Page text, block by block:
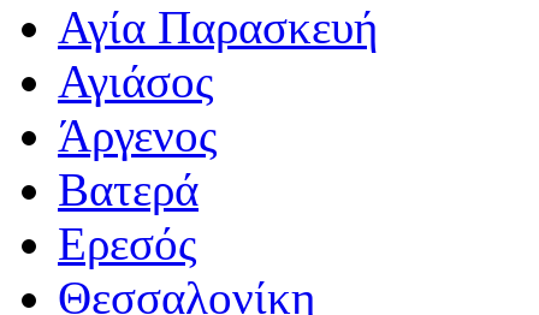
Αγία Παρασκευή
Αγιάσος
Άργενος
Βατερά
Ερεσός
Θεσσαλονίκη